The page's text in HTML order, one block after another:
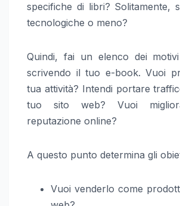
specifiche di libri? Solitamente,
tecnologiche o meno?
Quindi, fai un elenco dei
scrivendo il tuo e-book. Vuoi
tua attività? Intendi portare
tuo sito web? Vuoi
reputazione online?
A questo punto determina gli
Vuoi venderlo come